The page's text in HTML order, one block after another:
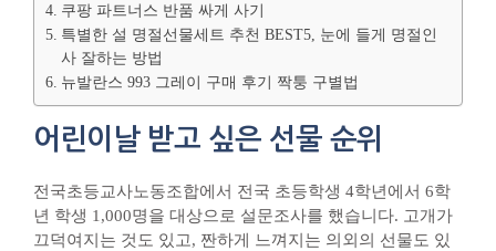
쿠팡 파트너스 반품 싸게 사기
특별한 설 명절선물세트 추천 BEST5, 눈에 들게 명절인
사 잘하는 방법
뉴발란스 993 그레이 구매 후기 짝퉁 구별법
어린이날 받고 싶은 선물 순위
전국초등교사노동조합에서 전국 초등학생 4학년에서 6학
년 학생 1,000명을 대상으로 설문조사를 했습니다. 고개가
끄덕여지는 것도 있고, 짠하게 느껴지는 의외의 선물도 있